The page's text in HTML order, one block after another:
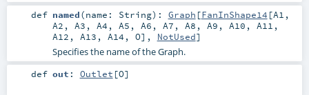
def named(name: String) : Graph [FanInShape14 [A1 ,
A2 , A3 , A4 , A5 , A6 , A7 , A8 , A9 , A10 , A11 ,
A12 , A13 , A14 , O], NotUsed]
Specifies the name of the Graph.
def out : Outlet [O]